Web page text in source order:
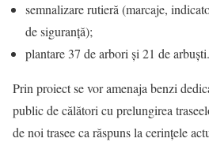
semnalizare rutieră (marcaje,
de siguranță);
plantare 37 de arbori și 21 de arbuști.
Prin proiect se vor amenaja benzi
public de călători cu prelungirea
de noi trasee ca răspuns la cerințele